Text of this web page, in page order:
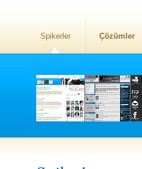
Spikerler Çözümler